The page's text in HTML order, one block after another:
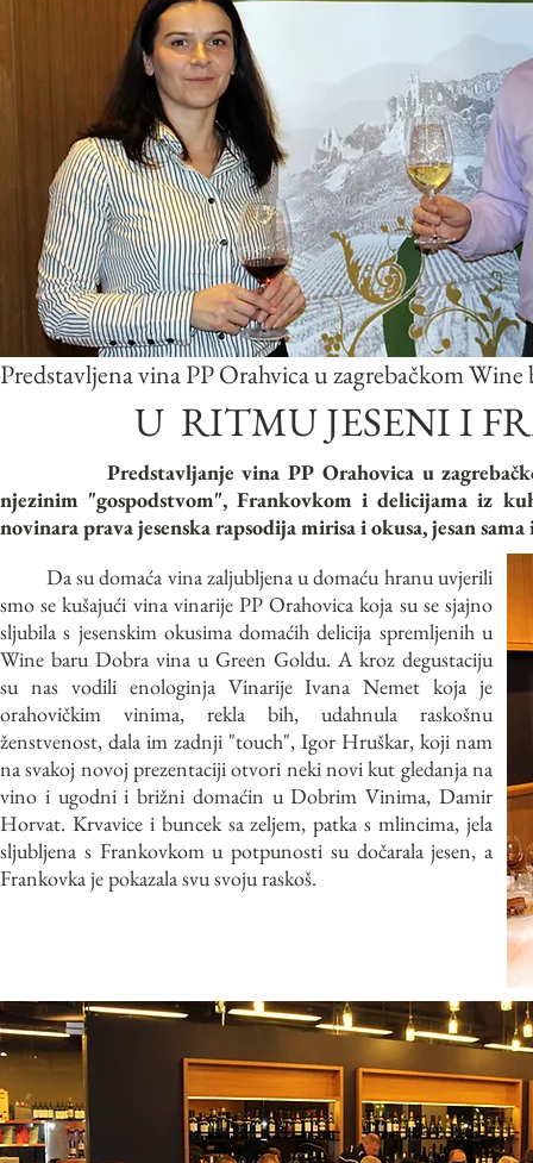
Predstavljena vina PP Orahvica u zagrebačkom
U RITMU JESENI I
Predstavljanje vina PP Orahovica u
njezinim "gospodstvom", Frankovkom i delicijama iz
novinara prava jesenska rapsodija mirisa i okusa, jesan
Da su domaća vina zaljubljena u domaću hranu uvjerili
smo se kušajući vina vinarije PP Orahovica koja su se sjajno
sljubila s jesenskim okusima domaćih delicija spremljenih u
Wine baru Dobra vina u Green Goldu. A kroz degustaciju
su nas vodili enologinja Vinarije Ivana Nemet koja je
orahovičkim vinima, rekla bih, udahnula raskošnu
ženstvenost, dala im zadnji "touch", Igor Hruškar, koji nam
na svakoj novoj prezentaciji otvori neki novi kut gledanja na
vino i ugodni i brižni domaćin u Dobrim Vinima, Damir
Horvat. Krvavice i buncek sa zeljem, patka s mlincima, jela
sljubljena s Frankovkom u potpunosti su dočarala jesen, a
Frankovka je pokazala svu svoju raskoš.